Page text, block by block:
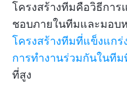
โครงสร้างทีมคือวิธีกา
ชอบภายในทีมและมอบ
โครงสร้างทีมที่แข็งแกร่
การทำงานร่วมกันในที
ที่สูง